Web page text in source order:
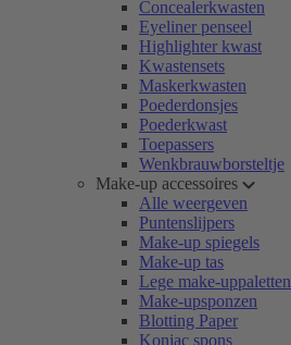
Concealerkwasten
Eyeliner penseel
Highlighter kwast
Kwastensets
Maskerkwasten
Poederdonsjes
Poederkwast
Toepassers
Wenkbrauwborsteltje
Make-up accessoires
Alle weergeven
Puntenslijpers
Make-up spiegels
Make-up tas
Lege make-uppaletten
Make-upsponzen
Blotting Paper
Konjac spons